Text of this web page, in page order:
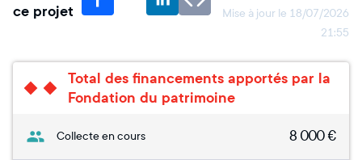
ce projet
Mise à jour le 18/07/2026
21:55
Total des financements apportés par la
Fondation du patrimoine
Collecte en cours 8 000€